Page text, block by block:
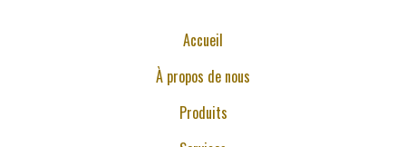
Accueil
À propos de nous
Produits